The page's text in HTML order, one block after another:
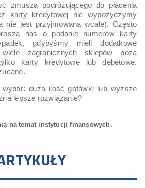
zmusza podróżującego do płacenia
karty kredytowej nie wypożyczymy
nie jest przyjmowana wcale). Często
nas o podanie numerów karty
gdybyśmy mieli dodatkowe
zagranicznych sklepów poza
karty kredytowe lub debetowe.
duża ilość gotówki lub wyższe
lepsze rozwiązanie?
na temat instytucji finansowych.